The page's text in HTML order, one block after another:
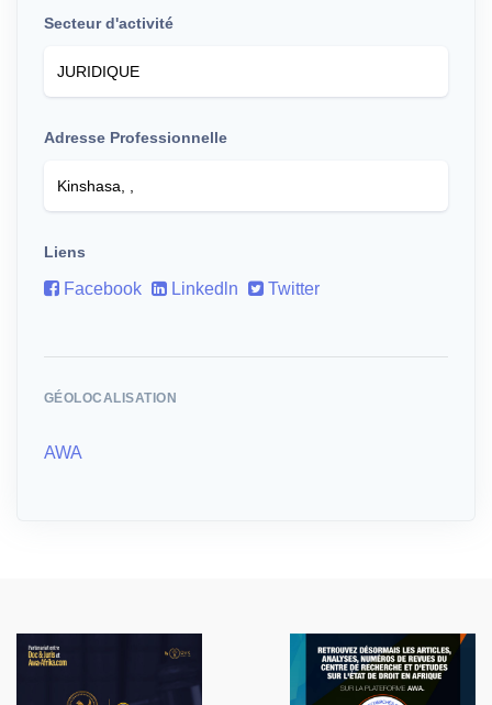
Secteur d'activité
Adresse Professionnelle
Liens
Facebook Linkedln Twitter
GÉOLOCALISATION
AWA